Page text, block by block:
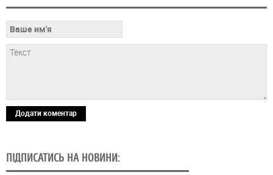
Додати коментар
ПІДПИСАТИСЬ НА НОВИНИ: